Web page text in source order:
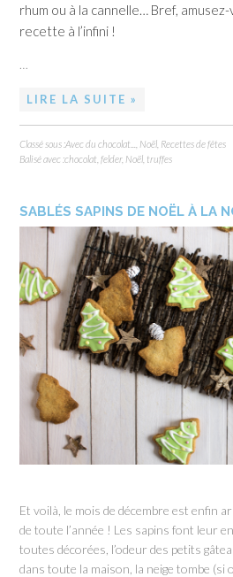
rhum ou à la cannelle… Bref,
recette à l’infini !
…
LIRE LA SUITE »
Classé sous :Avec du chocolat... Noël Recettes de fêtes
Balisé avec :chocolat ,felder, Noël truffes
SABLÉS SAPINS DE NOËL À LA
Et voilà, le mois de décembre est enfin
de toute l’année ! Les sapins font leur
toutes décorées, l’odeur des petits
dans toute la maison, la neige tombe (si